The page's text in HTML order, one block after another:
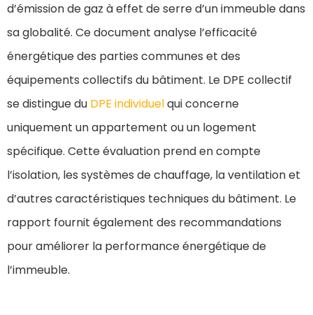
d’émission de gaz à effet de serre d’un immeuble dans
sa globalité. Ce document analyse l’efficacité
énergétique des parties communes et des
équipements collectifs du bâtiment. Le DPE collectif
se distingue du DPE individuelqui concerne
uniquement un appartement ou un logement
spécifique. Cette évaluation prend en compte
l’isolation, les systèmes de chauffage, la ventilation et
d’autres caractéristiques techniques du bâtiment. Le
rapport fournit également des recommandations
pour améliorer la performance énergétique de
l’immeuble.